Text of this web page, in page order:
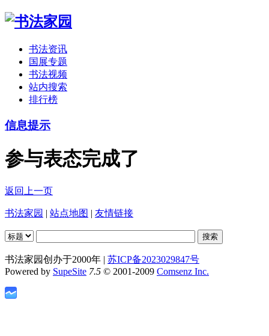
书法资讯
国展专题
书法视频
站内搜索
排行榜
信息提示
参与表态完成了
返回上一页
书法家园 | 站点地图 | 友情链接
书法家园创办于2000年 | 苏ICP备2023029847号
Powered by SupeSite 7.5 © 2001-2009 Comsenz Inc.